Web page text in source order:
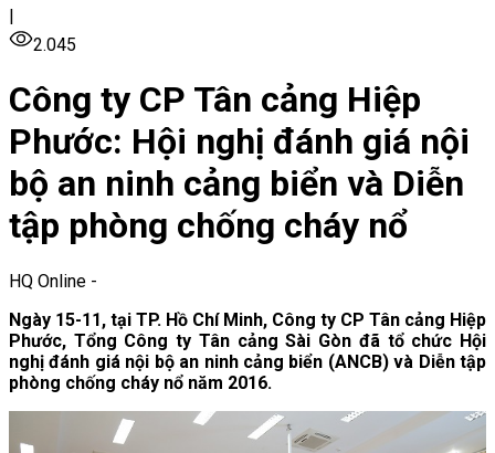
|
2.045
Công ty CP Tân cảng Hiệp
Phước: Hội nghị đánh giá nội
bộ an ninh cảng biển và Diễn
tập phòng chống cháy nổ
HQ Online -
Ngày 15-11, tại TP. Hồ Chí Minh, Công ty CP Tân cảng Hiệp
Phước, Tổng Công ty Tân cảng Sài Gòn đã tổ chức Hội
nghị đánh giá nội bộ an ninh cảng biển (ANCB) và Diễn tập
phòng chống cháy nổ năm 2016.